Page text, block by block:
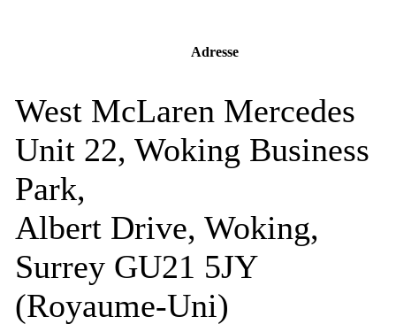
Adresse
West McLaren Mercedes
Unit 22, Woking Business
Park,
Albert Drive, Woking,
Surrey GU21 5JY
(Royaume-Uni)